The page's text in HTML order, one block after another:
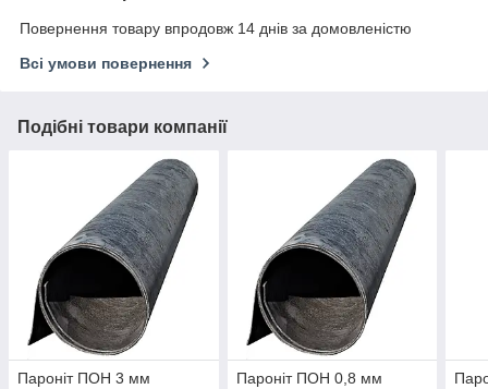
Повернення товару впродовж 14 днів за домовленістю
Всі умови повернення
Подібні товари компанії
Пароніт ПОН 3 мм Пароніт ПОН 0,8 мм